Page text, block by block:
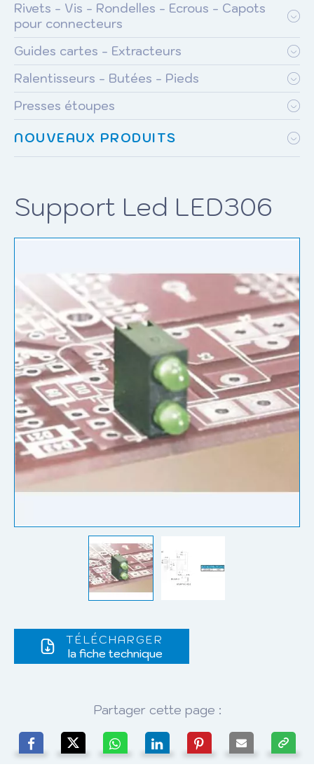
Rivets - Vis - Rondelles - Ecrous - Capots
pour connecteurs
Guides cartes - Extracteurs
Ralentisseurs - Butées - Pieds
Presses étoupes
NOUVEAUX PRODUITS
Support Led LED306
TÉLÉCHARGER
la fiche technique
Partager cette page :